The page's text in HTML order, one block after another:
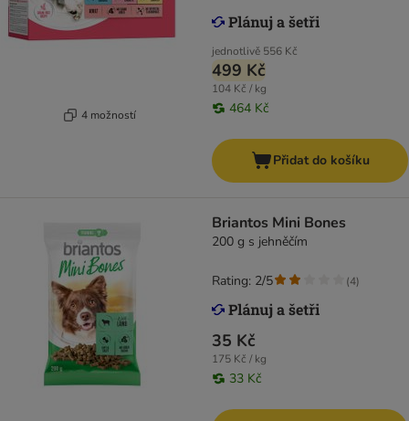
4 možností
jednotlivě 556 Kč
499 Kč
104 Kč / kg
464 Kč
Přidat do košíku
Briantos Mini Bones
200 g s jehněčím
35 Kč
175 Kč / kg
33 Kč
Rating: 2/5 (4)